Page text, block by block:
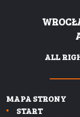
ALL
MAPA STRONY
START